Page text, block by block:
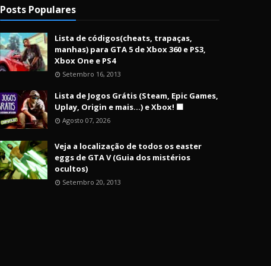
Posts Populares
Lista de códigos(cheats, trapaças,
manhas) para GTA 5 de Xbox 360 e PS3,
Xbox One e PS4
Setembro 16, 2013
Lista de Jogos Grátis (Steam, Epic Games,
Uplay, Origin e mais...) e Xbox! 🟩
Agosto 07, 2026
Veja a localização de todos os easter
eggs de GTA V (Guia dos mistérios
ocultos)
Setembro 20, 2013